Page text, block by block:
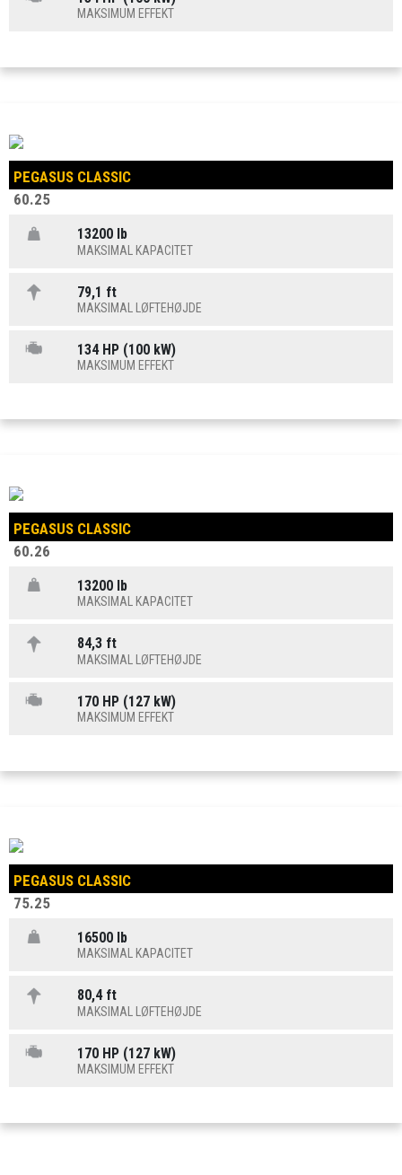
MAKSIMUM EFFEKT
PEGASUS CLASSIC
60.25
13200 lb
MAKSIMAL KAPACITET
79,1 ft
MAKSIMAL LØFTEHØJDE
134 HP (100 kW)
MAKSIMUM EFFEKT
PEGASUS CLASSIC
60.26
13200 lb
MAKSIMAL KAPACITET
84,3 ft
MAKSIMAL LØFTEHØJDE
170 HP (127 kW)
MAKSIMUM EFFEKT
PEGASUS CLASSIC
75.25
16500 lb
MAKSIMAL KAPACITET
80,4 ft
MAKSIMAL LØFTEHØJDE
170 HP (127 kW)
MAKSIMUM EFFEKT